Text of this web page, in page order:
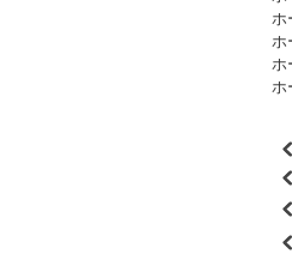
ホ
ホ
ホ
ホ